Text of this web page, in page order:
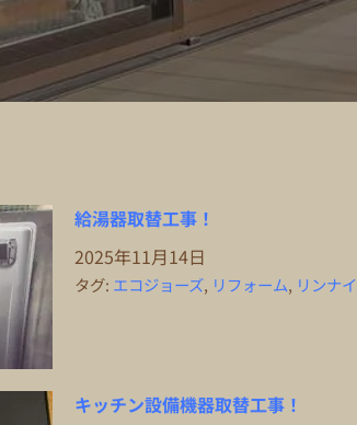
給湯器取替工事！
2025年11月14日
タグ: エコジョーズ, リフォーム, リンナイ
キッチン設備機器取替工事！